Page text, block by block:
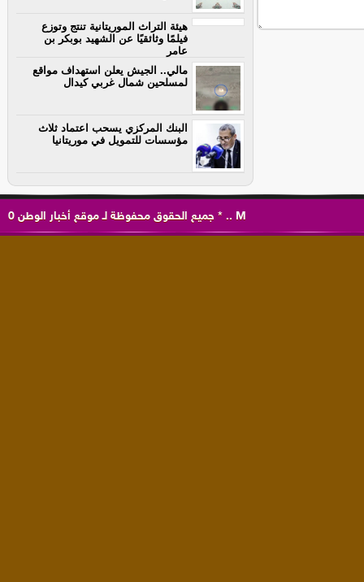
هيئة التراث الموريتانية تنتج وتوزع
فيلمًا وثائقيًا عن الشهيد بوبكر بن
عامر
مالي.. الجيش يعلن استهداف مواقع
لمسلحين شمال غربي كيدال
البنك المركزي يسحب اعتماد ثلاث
مؤسسات للتمويل في موريتانيا
M
..
* جميع الحقوق محفوظة لـموقع أخبار الوطن 0